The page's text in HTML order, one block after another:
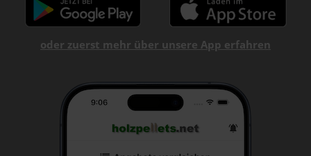
oder zuerst mehr über unsere App erfahren